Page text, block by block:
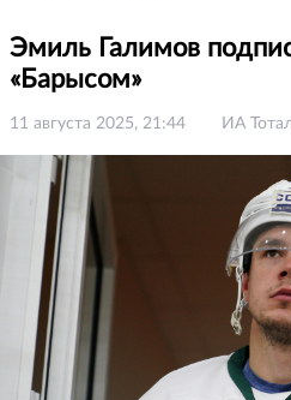
Эмиль Галимов
«Барысом»
11 августа 2025, 21:44 ИА